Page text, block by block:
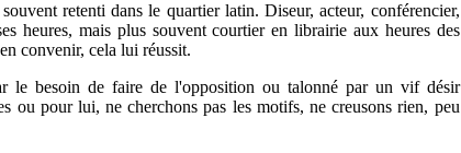
retenti dans le quartier latin. Diseur, acteur, conférencier,
heures, mais plus souvent courtier en librairie aux heures des
convenir, cela lui réussit.
le besoin de faire de l'opposition ou talonné par un vif désir
ou pour lui, ne cherchons pas les motifs, ne creusons rien, peu